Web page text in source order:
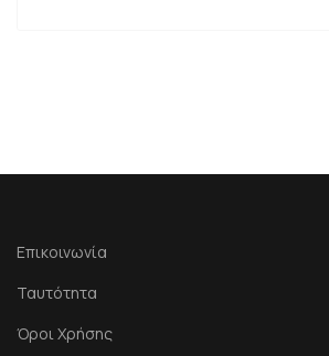
Επικοινωνία
Ταυτότητα
Όροι Χρήσης